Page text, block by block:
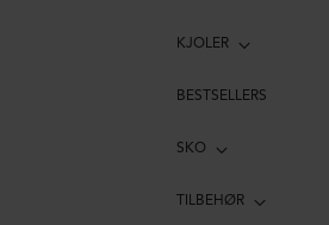
KJOLER
BESTSELLERS
SKO
TILBEHØR